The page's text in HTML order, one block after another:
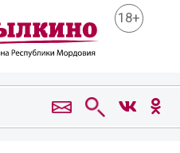
18+